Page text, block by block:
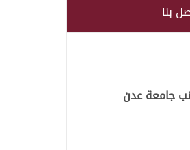
بنا
جامعة عدن